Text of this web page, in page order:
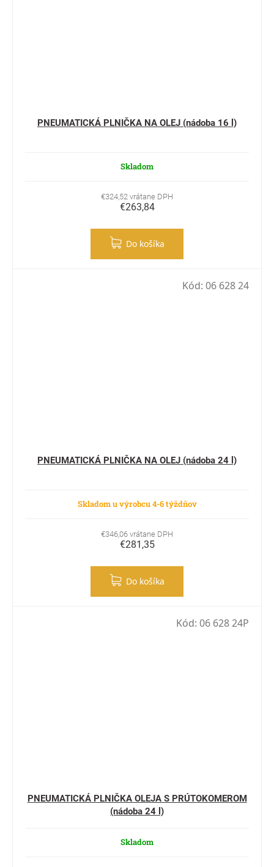
PNEUMATICKÁ PLNIČKA NA OLEJ (nádoba 16 l)
Skladom
€324,52 vrátane DPH
€263,84
Do košíka
PNEUMATICKÁ PLNIČKA NA OLEJ (nádoba 24 l)
Skladom u výrobcu 4-6 týždňov
€346,06 vrátane DPH
€281,35
Do košíka
Kód: 06 628 24
PNEUMATICKÁ PLNIČKA OLEJA S PRÚTOKOMEROM
(nádoba 24 l)
Skladom
Kód: 06 628 24P